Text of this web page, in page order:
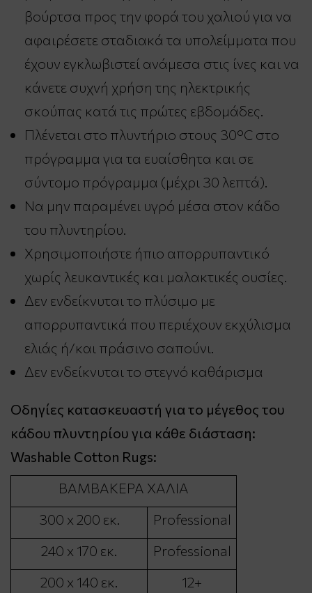
βούρτσα προς την φορά του χαλιού για να
αφαιρέσετε σταδιακά τα υπολείμματα που
έχουν εγκλωβιστεί ανάμεσα στις ίνες και να
κάνετε συχνή χρήση της ηλεκτρικής
σκούπας κατά τις πρώτες εβδομάδες.
Πλένεται στο πλυντήριο στους 30°C στο
πρόγραμμα για τα ευαίσθητα και σε
σύντομο πρόγραμμα (μέχρι 30 λεπτά).
Να μην παραμένει υγρό μέσα στον κάδο
του πλυντηρίου.
Χρησιμοποιήστε ήπιο απορρυπαντικό
χωρίς λευκαντικές και μαλακτικές ουσίες.
Δεν ενδείκνυται το πλύσιμο με
απορρυπαντικά που περιέχουν εκχύλισμα
ελιάς ή/και πράσινο σαπούνι.
Δεν ενδείκνυται το στεγνό καθάρισμα
Οδηγίες κατασκευαστή για το μέγεθος του
κάδου πλυντηρίου για κάθε διάσταση:
Washable Cotton Rugs:
ΒΑΜΒΑΚΕΡΑ ΧΑΛΙΑ
300 x 200 εκ.
Professional
240 x 170 εκ.
Professional
200 x 140 εκ.
12+